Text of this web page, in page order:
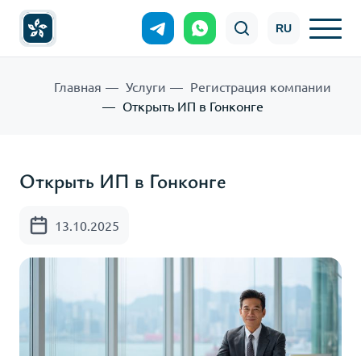
RU
Главная Услуги
Регистрация компании
Открыть ИП в Гонконге
Открыть ИП в Гонконге
13.10.2025